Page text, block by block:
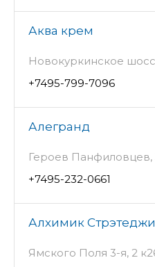
Аква крем
Новокуркинское
+7495-799-7096
Алегранд
Героев Панфиловцев,
+7495-232-0661
Алхимик Стрэтеджи
Ямского Поля 3-я, 2